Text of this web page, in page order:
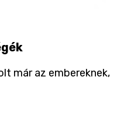
már az embereknek,